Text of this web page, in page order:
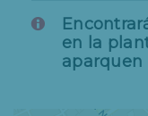
en la
aparquen